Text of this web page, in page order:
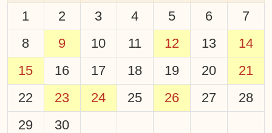
1 2 3 4 5 6
7
8
9 10 11 12 13
14
15
16 17 18 19 20
21
22
23 24 25 26 27
28
29
30